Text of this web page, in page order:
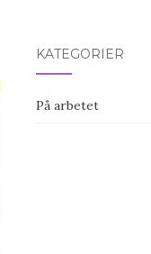
KATEGORIER
På arbetet